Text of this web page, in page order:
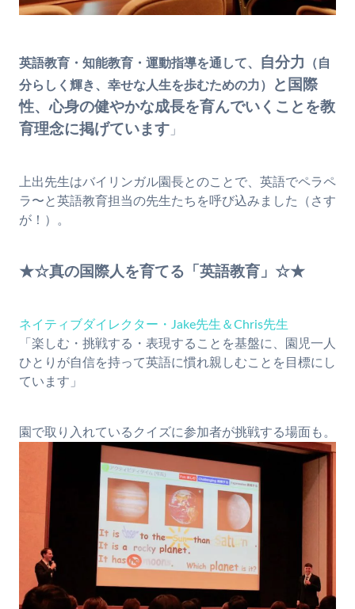
英語教育・知能教育・運動指導を通して、 自分力
（自
分らしく輝き、幸せな人生を歩むための力）
と国際
性、心身の健やかな成長を育んでいくことを教
育理念に掲げています 」
上出先生はバイリンガル園長とのことで、英語でペラペ
ラ〜と英語教育担当の先生たちを呼び込みました（さす
が！）。
★☆真の国際人を育てる「英語教育」☆★
ネイティブダイレクター・Jake先生＆Chris先生
「楽しむ・挑戦する・表現することを基盤に、園児一人
ひとりが自信を持って英語に慣れ親しむことを目標にし
ています」
園で取り入れているクイズに参加者が挑戦する場面も。